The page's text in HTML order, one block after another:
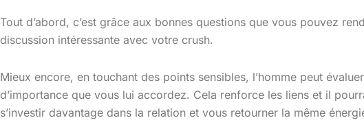
Tout d’abord, c’est grâce aux bonnes questions que vous pouvez
discussion intéressante avec votre crush.
Mieux encore, en touchant des points sensibles, l’homme peut
d’importance que vous lui accordez. Cela renforce les liens et il
s’investir davantage dans la relation et vous retourner la même